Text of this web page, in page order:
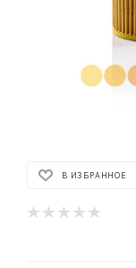
В ИЗБРАННОЕ